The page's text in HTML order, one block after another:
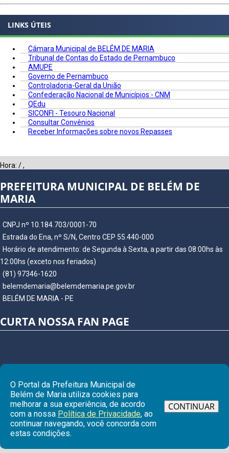
LINKS ÚTEIS
Câmara Municipal de BELÉM DE MARIA
Tribunal de Contas do Estado de Pernambuco
AMUPE
Governo de Pernambuco
Controladoria-Geral da União
Confederação Nacional de Municípios - CNM
QEdu
SICONFI - Tesouro Nacional
Consultar Convênios
Receber Informações sobre novos Repasses
Hora: /,
PREFEITURA MUNICIPAL DE BELÉM DE
MARIA
CNPJ nº 10.184.703/0001-70
Estrada do Ena, nº S/N, Centro CEP 55.440-000
Horário de atendimento: de Segunda à Sexta, a partir das 08:00hs às
12:00hs (exceto nos feriados)
(81) 97346-1620
belemdemaria@belemdemaria.pe.gov.br
BELÉM DE MARIA - PE
CURTA NOSSA FAN PAGE
© Copyright 2026 Prefeitura Municipal de BELÉM DE MARIA | Todos os
direitos reservados
O Portal da Prefeitura Municipal de
Belém de Maria utiliza cookies para
melhorar a sua experiência, de acordo
com a nossa Política de Privacidade, ao
continuar navegando, você concorda com
estas condições.
CONTINUAR